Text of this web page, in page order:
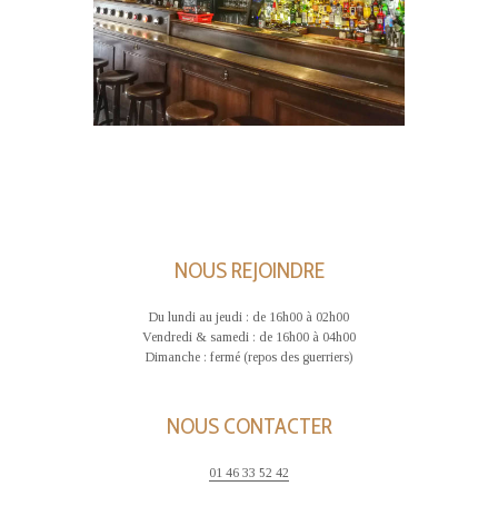
NOUS REJOINDRE
Du lundi au jeudi : de 16h00 à 02h00
Vendredi & samedi : de 16h00 à 04h00
Dimanche : fermé (repos des guerriers)
NOUS CONTACTER
01 46 33 52 42